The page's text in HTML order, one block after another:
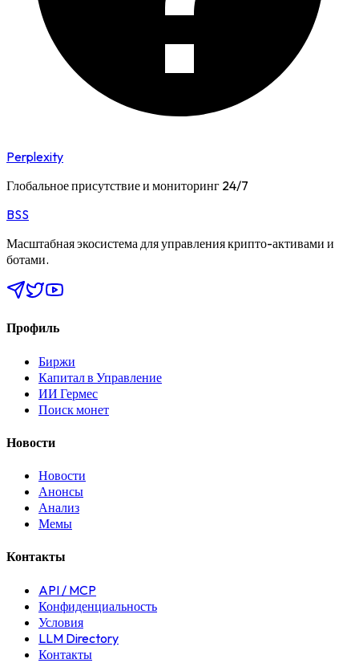
Perplexity
Глобальное присутствие и мониторинг 24/7
BSS
Масштабная экосистема для управления крипто-активами и
ботами.
Профиль
Биржи
Капитал в Управление
ИИ Гермес
Поиск монет
Новости
Новости
Анонсы
Анализ
Мемы
Контакты
API / MCP
Конфиденциальность
Условия
LLM Directory
Контакты